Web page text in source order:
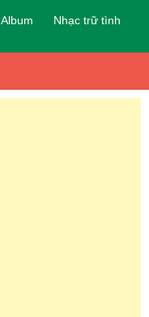
Album Nhạc trữ tình